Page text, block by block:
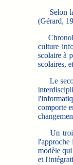
Selon la
(Gérard,
culture
scolaire à
scolaires,
Le
comporte
Un
l'approche
modèle
et